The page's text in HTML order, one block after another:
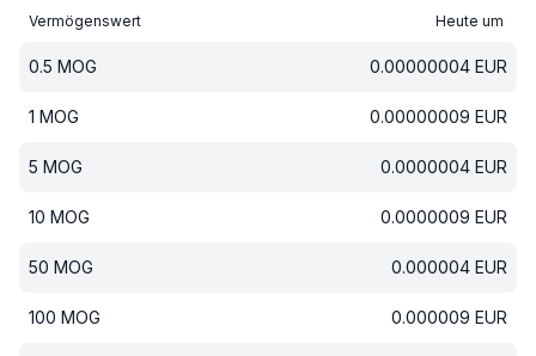
Vermögenswert Heute um
0.5 MOG 0.00000004 EUR
1 MOG 0.00000009 EUR
5 MOG 0.0000004 EUR
10 MOG 0.0000009 EUR
50 MOG 0.000004 EUR
100 MOG 0.000009 EUR